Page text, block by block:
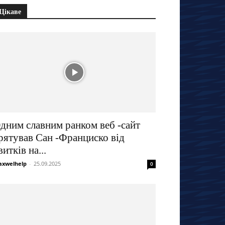
славним ранком веб -сайт
Сан -Франциско від
на...
- 25.09.2025 0